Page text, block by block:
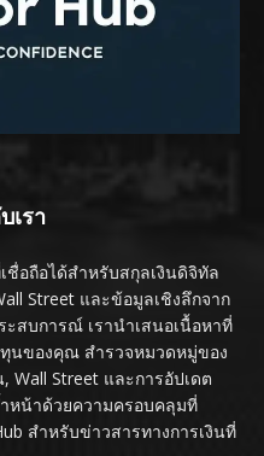
เรา
อถือได้สำหรับสกุลเงินดิจิทัล
Street และข้อมูลเชิงลึกจาก
สบการณ์ เรานำเสนอเนื้อหาที่
นของคุณ สำรวจหมวดหมู่ของ
Wall Street และการอัปเดต
หน้าด้วยความครอบคลุมที่
สำหรับข่าวสารทางการเงินที่